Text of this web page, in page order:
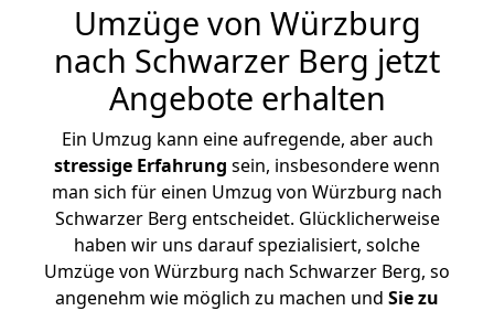
Umzüge von Würzburg
nach Schwarzer Berg jetzt
Angebote erhalten
Ein Umzug kann eine aufregende, aber auch
stressige Erfahrung sein, insbesondere wenn
man sich für einen Umzug von Würzburg nach
Schwarzer Berg entscheidet. Glücklicherweise
haben wir uns darauf spezialisiert, solche
Umzüge von Würzburg nach Schwarzer Berg, so
angenehm wie möglich zu machen und Sie zu